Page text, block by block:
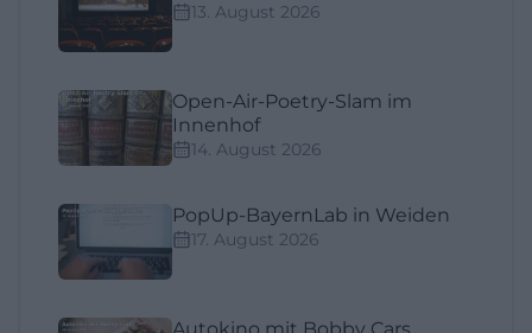
13. August 2026
Open-Air-Poetry-Slam im
Innenhof
14. August 2026
PopUp-BayernLab in Weiden
17. August 2026